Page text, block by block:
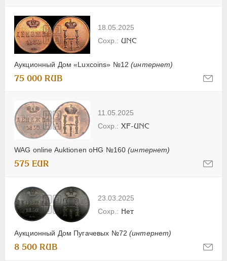
18.05.2025
Аукционный Дом «Luxcoins» №12(интернет)
UNC
75 000 RUB
11.05.2025
WAG online Auktionen oHG №160(интернет)
XF-UNC
575 EUR
23.03.2025
Аукционный Дом Пугачевых №72(интернет)
Нет
8 500 RUB